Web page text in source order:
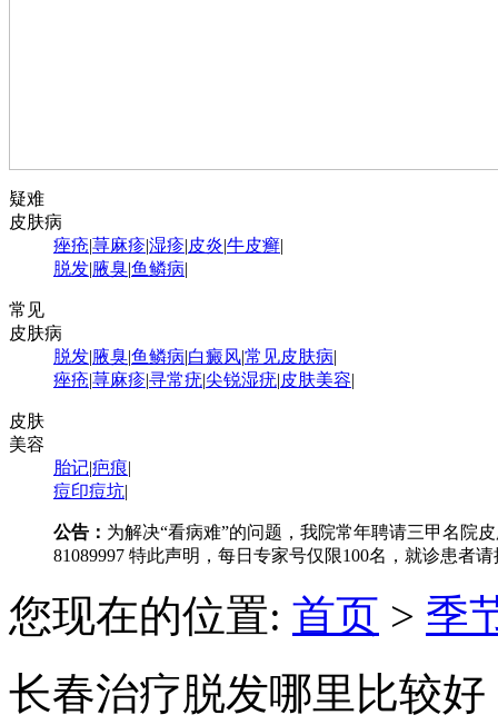
疑难
皮肤病
痤疮|荨麻疹|湿疹|皮炎|牛皮癣|
脱发|腋臭|鱼鳞病|
常见
皮肤病
脱发|腋臭|鱼鳞病|白癜风|常见皮肤病|
痤疮|荨麻疹|寻常疣|尖锐湿疣|皮肤美容|
皮肤
美容
胎记|疤痕|
痘印痘坑|
公告： 为解决“看病难”的问题，我院常年聘请三甲名院
81089997 特此声明，每日专家号仅限100名，就诊患者
您现在的位置: 首页 > 季
长春治疗脱发哪里比较好